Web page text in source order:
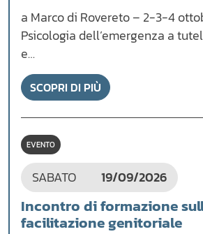
a Marco di Rovereto – 2-3-4
Psicologia dell’emergenza a
e…
SCOPRI DI PIÙ
EVENTO
SABATO 19/09/2026
Incontro di formazione
facilitazione genitoriale